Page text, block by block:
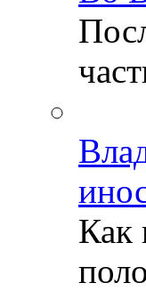
Как